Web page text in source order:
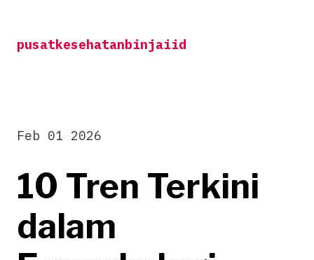
contentpusatkesehatanbinjaiid
10 Tren Terkini
dalam
Feb 01 2026